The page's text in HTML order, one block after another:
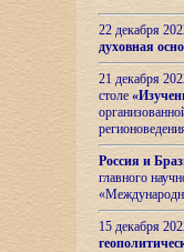
22 декабря
духовная
21 декабря
столе
Россия и
главного
15 декабря